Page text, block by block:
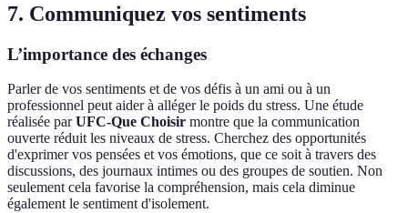
7. Communiquez vos sentiments
L’importance des échanges
Parler de vos sentiments et de vos défis à un ami ou à un
professionnel peut aider à alléger le poids du stress. Une étude
réalisée parUFC-Que Choisir montre que la communication
ouverte réduit les niveaux de stress. Cherchez des opportunités
d'exprimer vos pensées et vos émotions, que ce soit à travers des
discussions, des journaux intimes ou des groupes de soutien. Non
seulement cela favorise la compréhension, mais cela diminue
également le sentiment d'isolement.